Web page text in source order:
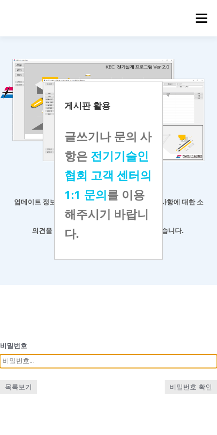
메뉴
게시판 활용
글쓰기나 문의 사
항은 전기기술인
협회 고객 센터의
1:1 문의를 이용
해주시기 바랍니
다.
KEC 전기설계 프로그램
업데이트 정보 등 공지사항 확인과프로그램 개선 사항에 대한 소
통 게시판입니다.
의견을 남겨주시면 최대한 반영하도록 하겠습니다.
비밀번호
목록보기 비밀번호 확인